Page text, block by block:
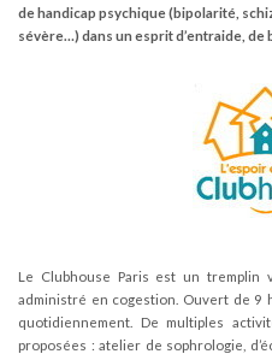
de handicap psychique (bipolarité,
sévère…) dans un esprit d’entraide, de
Le Clubhouse Paris est un
administré en cogestion. Ouvert de 9
quotidiennement. De multiples
proposées : atelier de sophrologie,